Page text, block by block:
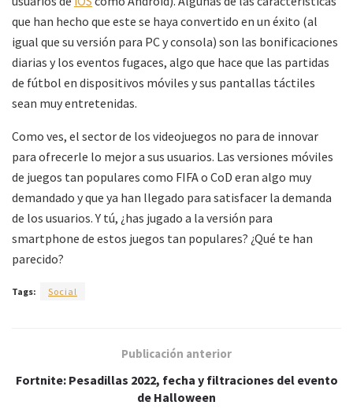
que han hecho que este se haya convertido en un éxito (al
igual que su versión para PC y consola) son las bonificaciones
diarias y los eventos fugaces, algo que hace que las partidas
de fútbol en dispositivos móviles y sus pantallas táctiles
sean muy entretenidas.
Como ves, el sector de los videojuegos no para de innovar
para ofrecerle lo mejor a sus usuarios. Las versiones móviles
de juegos tan populares como FIFA o CoD eran algo muy
demandado y que ya han llegado para satisfacer la demanda
de los usuarios. Y tú, ¿has jugado a la versión para
smartphone de estos juegos tan populares? ¿Qué te han
parecido?
Tags: Social
Publicación anterior
Fortnite: Pesadillas 2022, fecha y filtraciones del evento
de Halloween